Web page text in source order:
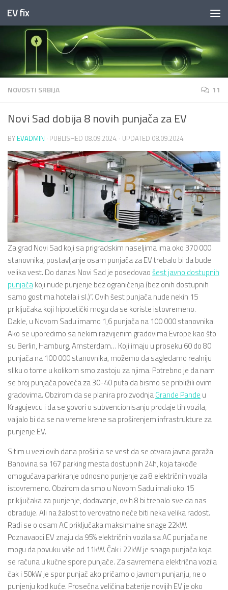
Skip to content
EV fix
NOVOSTI SRBIJA 11
Novi Sad dobija 8 novih punjača za EV
BY EVADMIN · PUBLISHED 08.09.2024. · UPDATED 08.09.2024.
Za grad Novi Sad koji sa prigradskim naseljima ima oko 370 000
stanovnika, postavljanje osam punjača za EV trebalo bi da bude
velika vest. Do danas Novi Sad je posedovaošest javno dostupnih
punjačakoji nude punjenje bez ograničenja (bez onih dostupnih
samo gostima hotela i sl.)“. Ovih šest punjača nude nekih 15
priključaka koji hipotetički mogu da se koriste istovremeno.
Dakle, u Novom Sadu imamo 1,6 punjača na 100 000 stanovnika.
Ako se uporedimo sa nekim razvijenim gradovima Evrope kao što
su Berlin, Hamburg, Amsterdam… Koji imaju u proseku 60 do 80
punjača na 100 000 stanovnika, možemo da sagledamo realniju
sliku o tome u kolikom smo zastoju za njima. Potrebno je da nam
se broj punjača poveća za 30-40 puta da bismo se približili ovim
gradovima. Obzirom da se planira proizvodnjaGrande Pande u
Kragujevcu i da se govori o subvencionisanju prodaje tih vozila,
valjalo bi da se na vreme krene sa proširenjem infrastrukture za
punjenje EV.
S tim u vezi ovih dana proširila se vest da se otvara javna garaža
Banovina sa 167 parking mesta dostupnih 24h, koja takođe
omogućava parkiranje odnosno punjenje za 8 električnih vozila
istovremeno. Obzirom da smo u Novom Sadu imali oko 15
priključaka za punjenje, dodavanje, ovih 8 bi trebalo sve da nas
obraduje. Ali na žalost to verovatno neće biti neka velika radost.
Radi se o osam AC priključaka maksimalne snage 22kW.
Poznavaoci EV znaju da 95% električnih vozila sa AC punjača ne
mogu da povuku više od 11kW. Čak i 22kW je snaga punjača koja
se računa u kućne spore punjače. Za savremena električna vozila
čak i 50kW je spor punjač ako pričamo o javnom punjanju, ne o
punjenju kod kuće. Prosečna veličina baterije novijih EV je oko